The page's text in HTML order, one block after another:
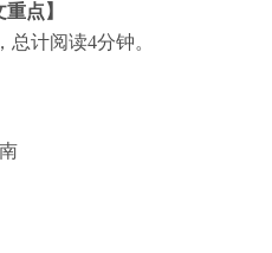
重点】
总计阅读4分钟。